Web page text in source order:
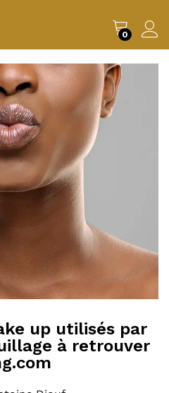
0
up utilisés par
à retrouver